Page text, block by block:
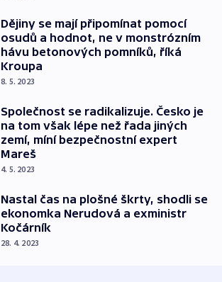
Dějiny se mají připomínat pomocí
osudů a hodnot, ne v monstrózním
hávu betonových pomníků, říká
Kroupa
8. 5. 2023
Společnost se radikalizuje. Česko je
na tom však lépe než řada jiných
zemí, míní bezpečnostní expert
Mareš
4. 5. 2023
Nastal čas na plošné škrty, shodli se
ekonomka Nerudová a exministr
Kočárník
28. 4. 2023